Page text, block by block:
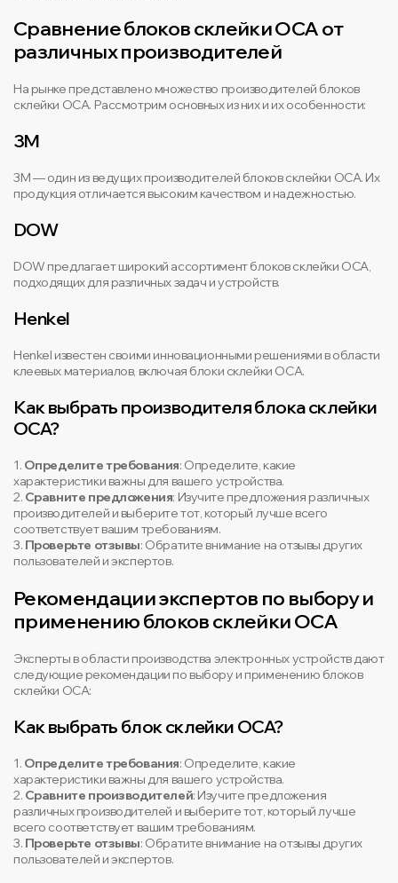
Сравнение блоков склейки OCA от
различных производителей
На рынке представлено множество производителей блоков
склейки OCA. Рассмотрим основных из них и их особенности:
3M
3M — один из ведущих производителей блоков склейки OCA. Их
продукция отличается высоким качеством и надежностью.
DOW
DOW предлагает широкий ассортимент блоков склейки OCA,
подходящих для различных задач и устройств.
Henkel
Henkel известен своими инновационными решениями в области
клеевых материалов, включая блоки склейки OCA.
Как выбрать производителя блока склейки
OCA?
1. Определите требования: Определите, какие
характеристики важны для вашего устройства.
2. Сравните предложения: Изучите предложения различных
производителей и выберите тот, который лучше всего
соответствует вашим требованиям.
3. Проверьте отзывы: Обратите внимание на отзывы других
пользователей и экспертов.
Рекомендации экспертов по выбору и
применению блоков склейки OCA
Эксперты в области производства электронных устройств дают
следующие рекомендации по выбору и применению блоков
склейки OCA:
Как выбрать блок склейки OCA?
1. Определите требования: Определите, какие
характеристики важны для вашего устройства.
2. Сравните производителей: Изучите предложения
различных производителей и выберите тот, который лучше
всего соответствует вашим требованиям.
3. Проверьте отзывы: Обратите внимание на отзывы других
пользователей и экспертов.